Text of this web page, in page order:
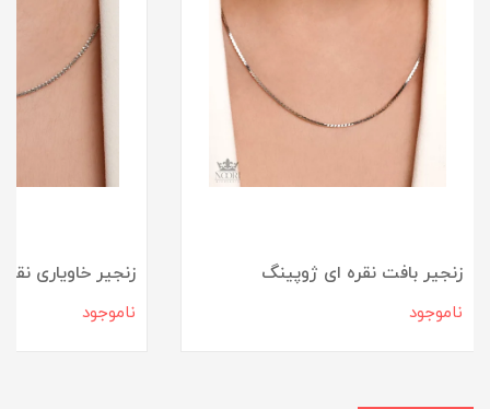
زنجیر بافت نقره ای ژوپینگ
ناموجود
زنجیر خاویاری
ناموجود